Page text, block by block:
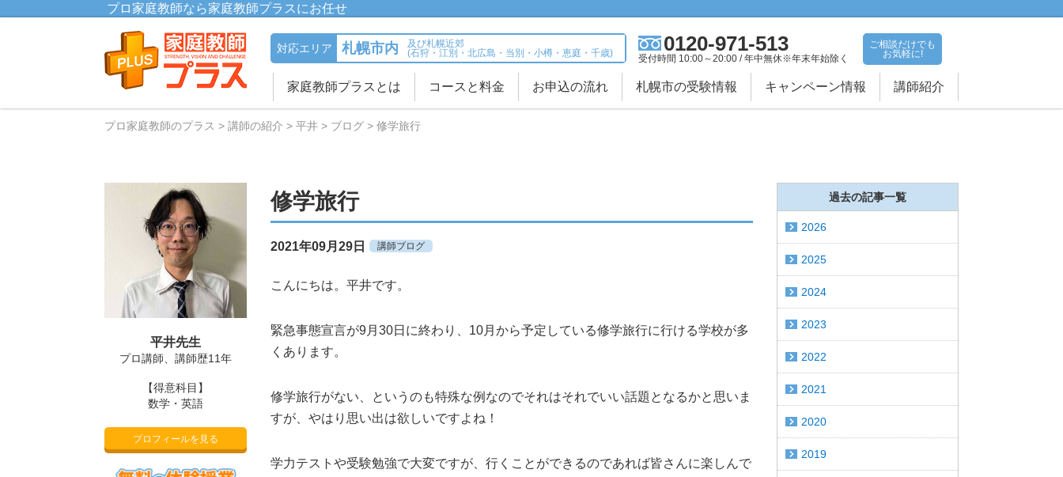
プロ家庭教師なら家庭教師プラスにお任せ
対応エリア 札幌市内
及び札幌近郊
(石狩・江別・北広島・当別・小樽・恵庭・千歳)
0120-971-513
受付時間 10:00～20:00 / 年中無休※年末年始除く
ご相談だけでも
お気軽に!
家庭教師プラスとは コースと料金 お申込の流れ 札幌市の受験情報 キャンペーン情報 講師紹介
プロ家庭教師のプラス 講師の紹介 平井 ブログ 修学旅行
修学旅行
2021年09月29日 講師ブログ
こんにちは。平井です。
緊急事態宣言が9月30日に終わり、10月から予定している修学旅行に行ける学校が多
くあります。
修学旅行がない、というのも特殊な例なのでそれはそれでいい話題となるかと思いま
すが、やはり思い出は欲しいですよね！
学力テストや受験勉強で大変ですが、行くことができるのであれば皆さんに楽しんで
平井先生
プロ講師、講師歴11年
【得意科目】
数学・英語
プロフィールを見る
過去の記事一覧
2026
2025
2024
2023
2022
2021
2020
2019